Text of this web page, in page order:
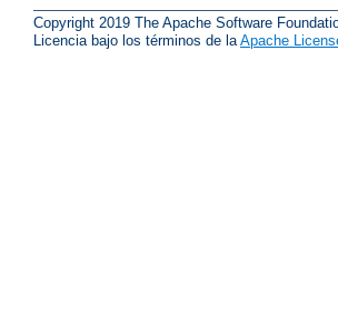
Copyright 2019 The Apache Software
Licencia bajo los términos de laApache